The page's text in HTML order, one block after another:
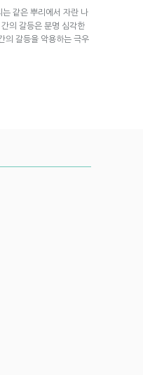
같은 뿌리에서 자란 나
의 갈등은 분명 심각한
의 갈등을 악용하는 극우